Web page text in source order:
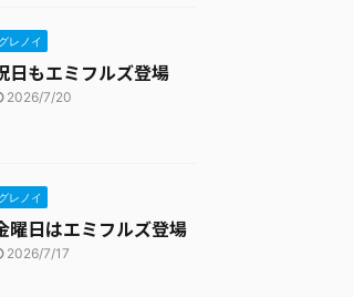
グレノイ
日もエミフルズ登場
2026/7/20
グレノイ
曜日はエミフルズ登場
2026/7/17